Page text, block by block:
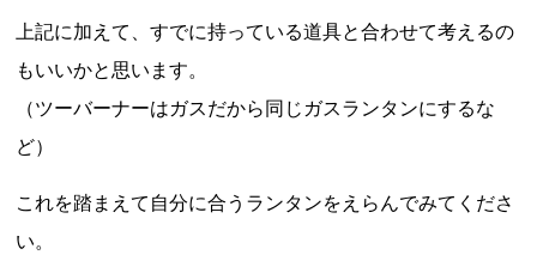
上記に加えて、すでに持っている道具と合わせて考えるの
もいいかと思います。
（ツーバーナーはガスだから同じガスランタンにするな
ど）
これを踏まえて自分に合うランタンをえらんでみてくださ
い。